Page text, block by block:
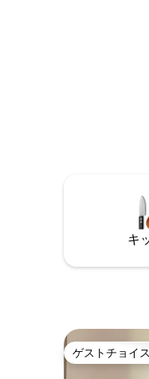
キ
ゲストチョイス
ゲストチョイス